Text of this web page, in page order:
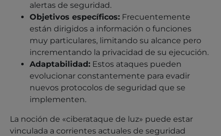
alertas de seguridad.
Objetivos específicos: Frecuentemente
están dirigidos a información o funciones
muy particulares, limitando su alcance pero
incrementando la privacidad de su ejecución.
Adaptabilidad: Estos ataques pueden
evolucionar constantemente para evadir
nuevos protocolos de seguridad que se
implementen.
La noción de «ciberataque de luz» puede estar
vinculada a corrientes actuales de seguridad